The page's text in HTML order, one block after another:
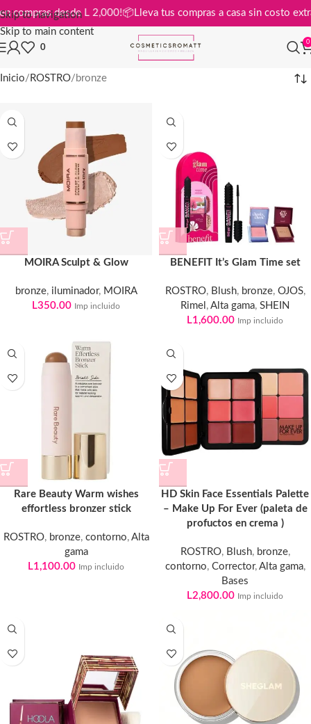
Skip to navigation
Skip to main content
en compras desde L 2,000! 📦Lleva tus compras a casa sin
0
0
Inicio ROSTRO bronze
MOIRA Sculpt & Glow
bronze, iluminador, MOIRA
L350.00 Imp incluido
BENEFIT It’s Glam Time set
ROSTRO, Blush, bronze, OJOS,
Rimel , Alta gama, SHEIN
L1,600.00 Imp incluido
Rare Beauty Warm wishes
effortless bronzer stick
ROSTRO, bronze, contorno, Alta
gama
L1,100.00 Imp incluido
HD Skin Face Essentials Palette
– Make Up For Ever (paleta de
profuctos en crema )
ROSTRO, Blush, bronze,
contorno, Corrector, Alta gama,
Bases
L2,800.00 Imp incluido